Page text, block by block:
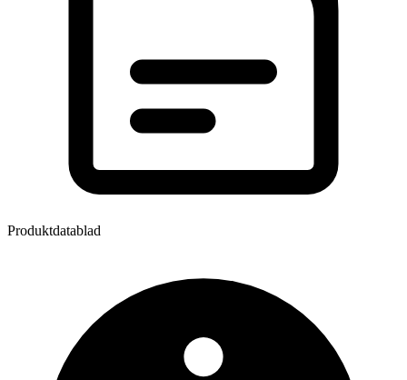
Produktdatablad